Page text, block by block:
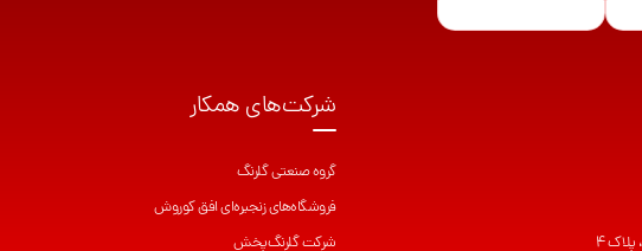
شرکت‌های همکار
گروه صنعتی گلرنگ
فروشگاه‌های زنجیره‌ای افق کوروش
شرکت گلرنگ‌پخش